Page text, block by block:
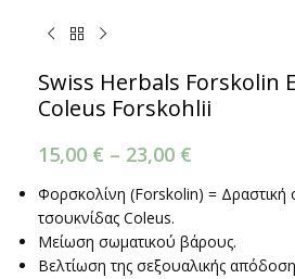
Swiss Herbals Forskolin
Coleus Forskohlii
15,00 € – 23,00 €
Φορσκολίνη (Forskolin) = Δραστική
τσουκνίδας Coleus.
Μείωση σωματικού βάρους.
Βελτίωση της σεξουαλικής